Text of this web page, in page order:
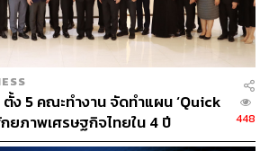
ตั้ง 5 คณะทำงาน จัดทำแผน ‘Quick
ยภาพเศรษฐกิจไทยใน 4 ปี
448